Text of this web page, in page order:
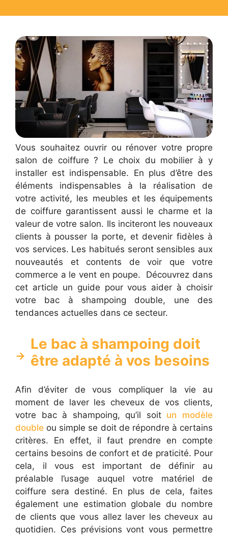
Vous souhaitez ouvrir ou rénover votre propre
salon de coiffure ? Le choix du mobilier à y
installer est indispensable. En plus d’être des
éléments indispensables à la réalisation de
votre activité, les meubles et les équipements
de coiffure garantissent aussi le charme et la
valeur de votre salon. Ils inciteront les nouveaux
clients à pousser la porte, et devenir fidèles à
vos services. Les habitués seront sensibles aux
nouveautés et contents de voir que votre
commerce a le vent en poupe. Découvrez dans
cet article un guide pour vous aider à choisir
votre bac à shampoing double, une des
tendances actuelles dans ce secteur.
Le bac à shampoing doit
être adapté à vos besoins
Afin d’éviter de vous compliquer la vie au
moment de laver les cheveux de vos clients,
votre bac à shampoing, qu’il soit un modèle
double ou simple se doit de répondre à certains
critères. En effet, il faut prendre en compte
certains besoins de confort et de praticité. Pour
cela, il vous est important de définir au
préalable l’usage auquel votre matériel de
coiffure sera destiné. En plus de cela, faites
également une estimation globale du nombre
de clients que vous allez laver les cheveux au
quotidien. Ces prévisions vont vous permettre